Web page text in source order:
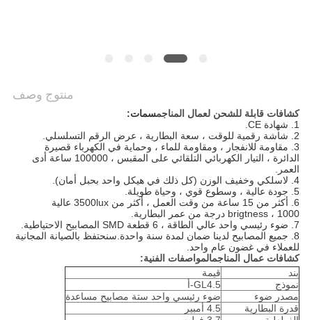
منتوج وصف
كشافات قابلة للشحن لعمال المناجمسمات:
1. شهادة CE.
2. شاشة رقمية للوقت ، سعة البطارية ، عرض الرقم التسلسلي.
3. مقاومة للانفجار ، ومقاومة للماء ، وحماية في الكهرباء قصيرة
الدائرة ، التيار الكهربائي التلقائي على المقبس ، 100000 ساعة أدى
العمر.
4. لاسلكي وخفيف الوزن (كل ذلك في هيكل واحد بحبل أمان).
5. جودة عالية ، وسطوع قوي ، وحياة طويلة.
6. أكثر من 15 ساعة من وقت العمل ، أكثر من 3500lux عالية
brigtness ، 1000 درجة من عمر البطارية.
7. ضوء رئيسي واحد عالي الطاقة ، 6 قطعة SMD المصابيح الاحتياطية.
8. جميع المصابيح لدينا ضمان لمدة سنة واحدة.سنحتفظ بالصيانة المجانية
للعملاء في غضون عام واحد.
كشافات عمال المناجمالمواصفات الفنية:
بند
قيمة
نموذج
GL4.5-أ
مصدر ضوء
ضوء رئيسي واحد ستة مصابيح مساعدة
قدرة البطارية
4.5 أمبير